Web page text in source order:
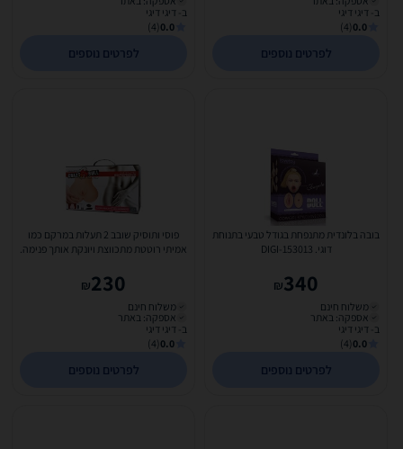
ב- דיגי דיגי
0.0
(4)
לפרטים נוספים
ב- דיגי דיגי
0.0
(4)
לפרטים נוספים
בובה בלונדית מתנפחת בגודל טבעי בתנוחת
דוגי. DIGI-153013
340
₪
משלוח חינם
אספקה: באתר
ב- דיגי דיגי
0.0
(4)
לפרטים נוספים
פוסי ותוסיק שובב 2 תעלות במרקם כמו
אמיתי רוטטת מתכווצת ויונקת אותך פנימה.
230
₪
משלוח חינם
אספקה: באתר
ב- דיגי דיגי
0.0
(4)
לפרטים נוספים